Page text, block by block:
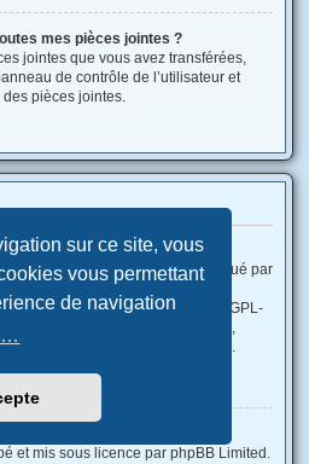
sur ce site, vous
vous permettant
de navigation
mes pièces jointes ?
jointes que vous avez transférées,
de contrôle de l’utilisateur et
pièces jointes.
forum de discussions ?
non modifiée) est produit et distribué par
propriétaire. Il est rendu
Générale GNU version 2 (GPL-
Pour plus d’informations,
À propos de phpBB
et mis sous licence par phpBB Limited.